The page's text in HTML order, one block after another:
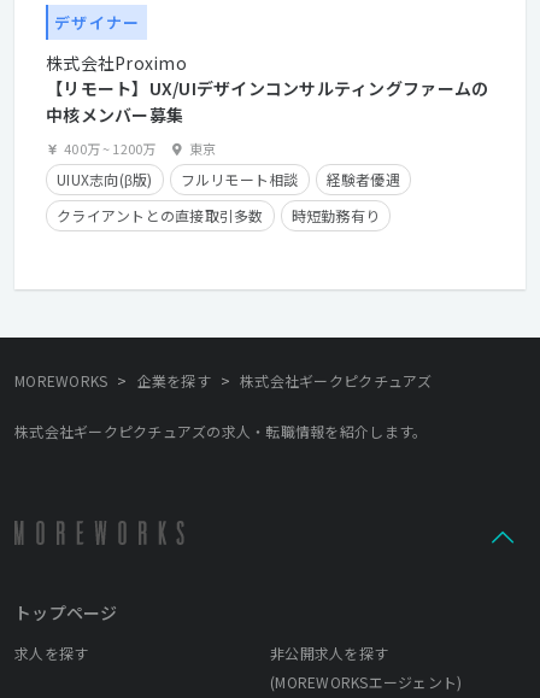
デザイナー
株式会社Proximo
【リモート】UX/UIデザインコンサルティングファームの
中核メンバー募集
400万~1200万 東京
UIUX志向(β版) フルリモート相談
経験者優遇
クライアントとの直接取引多数
時短勤務有り
MOREWORKS > 企業を探す > 株式会社ギークピクチュアズ
株式会社ギークピクチュアズの求人・転職情報を紹介します。
トップページ
求人を探す
非公開求人を探す
(MOREWORKSエージェント)